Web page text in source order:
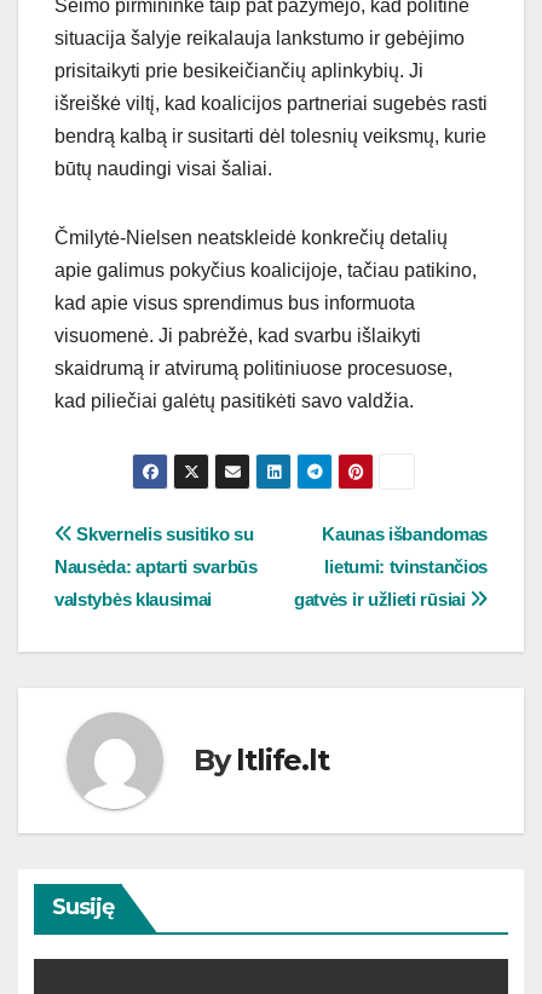
Seimo pirmininkė taip pat pažymėjo, kad politinė
situacija šalyje reikalauja lankstumo ir gebėjimo
prisitaikyti prie besikeičiančių aplinkybių. Ji
išreiškė viltį, kad koalicijos partneriai sugebės rasti
bendrą kalbą ir susitarti dėl tolesnių veiksmų, kurie
būtų naudingi visai šaliai.
Čmilytė-Nielsen neatskleidė konkrečių detalių
apie galimus pokyčius koalicijoje, tačiau patikino,
kad apie visus sprendimus bus informuota
visuomenė. Ji pabrėžė, kad svarbu išlaikyti
skaidrumą ir atvirumą politiniuose procesuose,
kad piliečiai galėtų pasitikėti savo valdžia.
Navigacija
tarp
įrašų
Kaunas išbandomas
lietumi: tvinstančios
gatvės ir užlieti rūsiai
Skvernelis susitiko su
Nausėda: aptarti svarbūs
valstybės klausimai
Byltlife.lt
Susiję